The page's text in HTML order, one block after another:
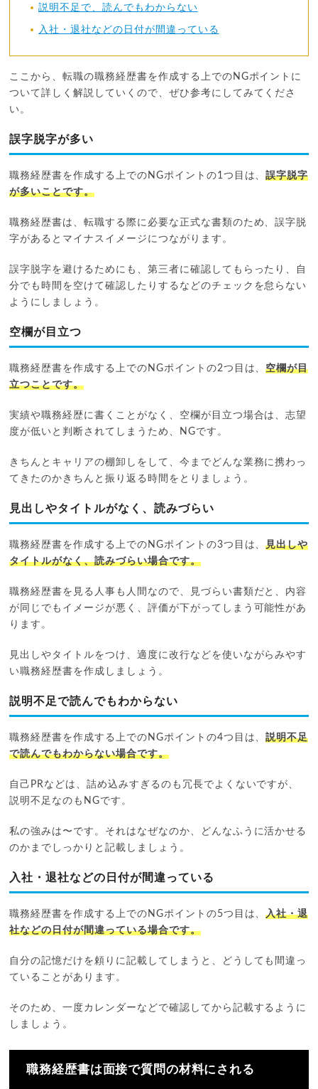
説明不足で、読んでもわからない
入社・退社などの日付が間違っている
ここから、転職の職務経歴書を作成する上でのNGポイントに
ついて詳しく解説していくので、ぜひ参考にしてみてくださ
い。
誤字脱字が多い
職務経歴書を作成する上でのNGポイントの1つ目は、誤字脱字
が多いことです。
職務経歴書は、転職する際に必要な正式な書類のため、誤字脱
字があるとマイナスイメージにつながります。
誤字脱字を避けるためにも、第三者に確認してもらったり、自
分でも時間を空けて確認したりするなどのチェックを怠らない
ようにしましょう。
空欄が目立つ
職務経歴書を作成する上でのNGポイントの2つ目は、空欄が目
立つことです。
実績や職務経歴に書くことがなく、空欄が目立つ場合は、志望
度が低いと判断されてしまうため、NGです。
きちんとキャリアの棚卸しをして、今までどんな業務に携わっ
てきたのかきちんと振り返る時間をとりましょう。
見出しやタイトルがなく、読みづらい
職務経歴書を作成する上でのNGポイントの3つ目は、見出しや
タイトルがなく、読みづらい場合です。
職務経歴書を見る人事も人間なので、見づらい書類だと、内容
が同じでもイメージが悪く、評価が下がってしまう可能性があ
ります。
見出しやタイトルをつけ、適度に改行などを使いながらみやす
い職務経歴書を作成しましょう。
説明不足で読んでもわからない
職務経歴書を作成する上でのNGポイントの4つ目は、説明不足
で読んでもわからない場合です。
自己PRなどは、詰め込みすぎるのも冗長でよくないですが、
説明不足なのもNGです。
私の強みは〜です。それはなぜなのか、どんなふうに活かせる
のかまでしっかりと記載しましょう。
入社・退社などの日付が間違っている
職務経歴書を作成する上でのNGポイントの5つ目は、入社・退
社などの日付が間違っている場合です。
自分の記憶だけを頼りに記載してしまうと、どうしても間違っ
ていることがあります。
そのため、一度カレンダーなどで確認してから記載するように
しましょう。
職務経歴書は面接で質問の材料にされる